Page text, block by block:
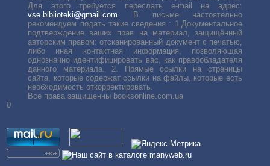
Для этого требуется переслать е-mail на адрес:
vse.biblioteki@gmail.com . В письме настоятельно
рекомендуем подать такие сведения : 1.Документальное
подтверждение ваших прав на материал, защищённый
авторским правом: отсканированный документ с печатью,
либо иная контактная информация, позволяющая
однозначно идентифицировать вас, как правообладателя
данного материала. 2. Прямые ссылки на страницы
сайта, которые содержат ссылки на файлы, которые есть
необходимость откорректировать.
Все права защищенны booksonline.com.ua
0